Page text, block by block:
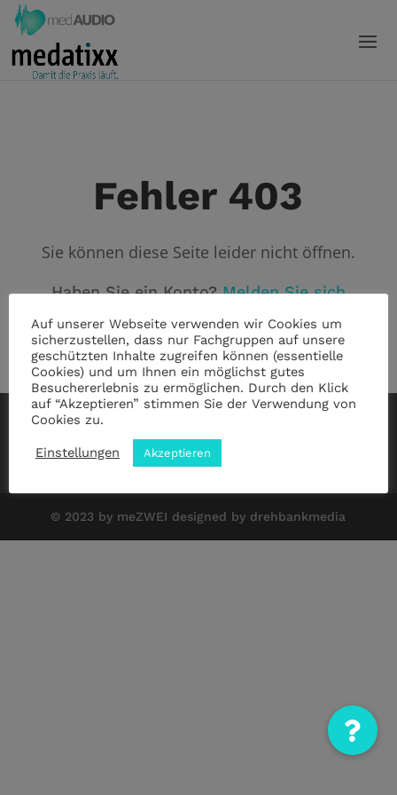
Fehler 403
Sie können diese Seite leider nicht öffnen.
Haben Sie ein Konto?Melden Sie sich
Impressum|Datenschutz
© 2023 by meZWEI designed by drehbankmedia
Auf unserer Webseite verwenden wir Cookies um
sicherzustellen, dass nur Fachgruppen auf unsere
geschützten Inhalte zugreifen können (essentielle
Cookies) und um Ihnen ein möglichst gutes
Besuchererlebnis zu ermöglichen. Durch den Klick
auf “Akzeptieren” stimmen Sie der Verwendung von
Cookies zu.
Einstellungen Akzeptieren